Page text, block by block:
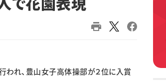
われ、豊山女子高体操部が２位に入賞